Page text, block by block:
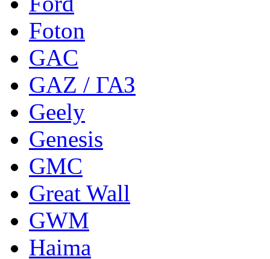
Foton
GAC
GAZ / ГАЗ
Geely
Genesis
GMC
Great Wall
GWM
Haima